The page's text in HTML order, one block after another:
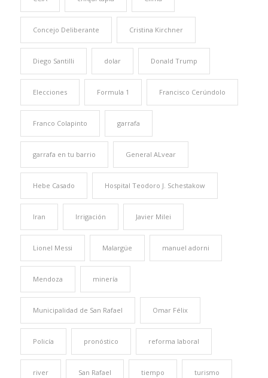
Concejo Deliberante Cristina Kirchner
Diego Santilli dolar Donald Trump
Elecciones Formula 1 Francisco Cerúndolo
Franco Colapinto garrafa
garrafa en tu barrio General ALvear
Hebe Casado Hospital Teodoro J. Schestakow
Iran Irrigación Javier Milei
Lionel Messi Malargüe manuel adorni
Mendoza minería
Municipalidad de San Rafael Omar Félix
Policía pronóstico reforma laboral
river San Rafael tiempo turismo